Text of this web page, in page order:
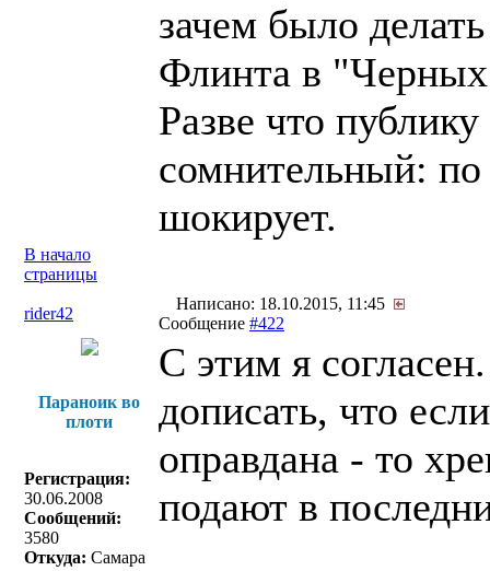
зачем было
Флинта в "Черных
Разве что
сомнительный:
шокирует.
В начало
страницы
rider42
Написано: 18.10.2015, 11:45
Сообщение #422
Параноик во
плоти
Регистрация:
30.06.2008
Сообщений:
3580
Откуда: Самара
С этим я
дописать, что
оправдана - то
подают в